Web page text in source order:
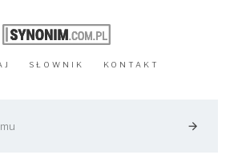
SŁOWNIK KONTAKT
arrow_forward